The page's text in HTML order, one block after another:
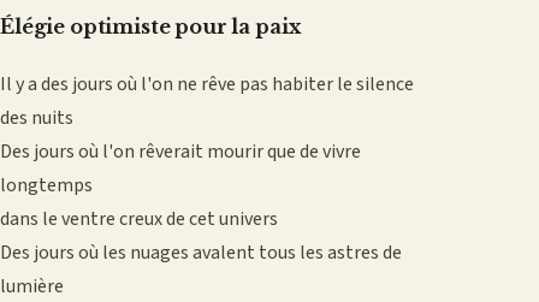
Élégie optimiste pour la paix
Il y a des jours où l'on ne rêve pas habiter le silence
des nuits
Des jours où l'on rêverait mourir que de vivre
longtemps
dans le ventre creux de cet univers
Des jours où les nuages avalent tous les astres de
lumière